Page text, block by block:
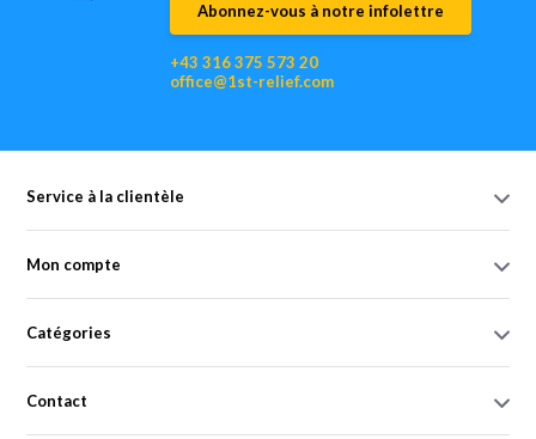
Abonnez-vous à notre infolettre
+43 316 375 573 20
office@1st-relief.com
Service à la clientèle
Mon compte
Catégories
Contact